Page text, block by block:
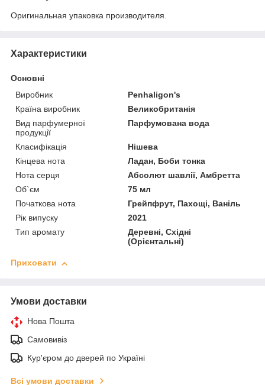
Оригинальная упаковка производителя.
Характеристики
Основні
Виробник
Penhaligon's
Країна виробник
Великобританія
Вид парфумерної
продукції
Парфумована вода
Класифікація
Нішева
Кінцева нота
Ладан, Боби тонка
Нота серця
Абсолют шавлії, Амбретта
Об`єм
75 мл
Початкова нота
Грейпфрут, Пахощі, Ваніль
Рік випуску
2021
Тип аромату
Деревні, Східні
(Орієнтальні)
Приховати
Умови доставки
Нова Пошта
Самовивіз
Кур'єром до дверей по Україні
Всі умови доставки